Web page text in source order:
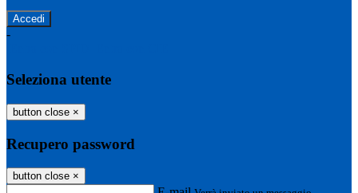
-
Seleziona utente
button close ×
Recupero password
button close ×